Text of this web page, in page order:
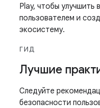
Play, чтобы улучшить
пользователем и
экосистему.
ГИД
Лучшие
Следуйте
безопасности